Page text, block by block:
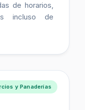
de horarios,
incluso de
y Panaderías